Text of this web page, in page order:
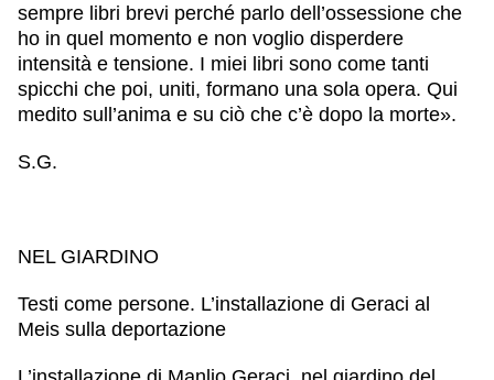
sempre libri brevi perché parlo dell’ossessione che
ho in quel momento e non voglio disperdere
intensità e tensione. I miei libri sono come tanti
spicchi che poi, uniti, formano una sola opera. Qui
medito sull’anima e su ciò che c’è dopo la morte».
S.G.
NEL GIARDINO
Testi come persone. L’installazione di Geraci al
Meis sulla deportazione